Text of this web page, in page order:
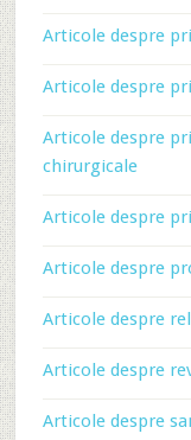
Articole despre
Articole despre
Articole despre
chirurgicale
Articole despre
Articole despre
Articole despre
Articole despre
Articole despre